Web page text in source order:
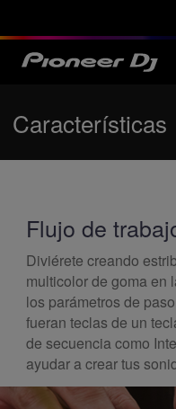
Características
Flujo de
Diviérete creando
multicolor de goma en
los parámetros de
fueran teclas de un
de secuencia como
ayudar a crear tus